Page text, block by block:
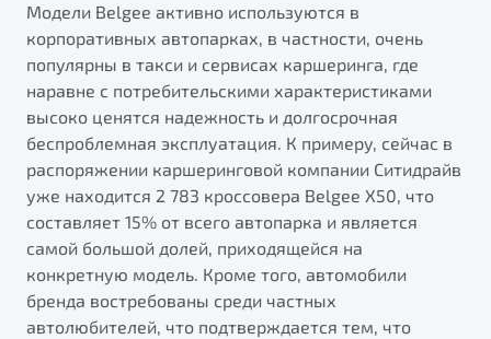
Модели Belgee активно используются в
корпоративных автопарках, в частности, очень
популярны в такси и сервисах каршеринга, где
наравне с потребительскими характеристиками
высоко ценятся надежность и долгосрочная
беспроблемная эксплуатация. К примеру, сейчас в
распоряжении каршеринговой компании Ситидрайв
уже находится 2 783 кроссовера Belgee X50, что
составляет 15% от всего автопарка и является
самой большой долей, приходящейся на
конкретную модель. Кроме того, автомобили
бренда востребованы среди частных
автолюбителей, что подтверждается тем, что